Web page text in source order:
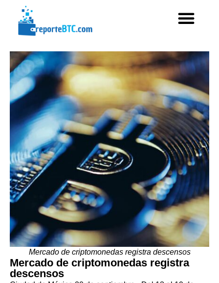
Mercado de criptomonedas registra descensos
Mercado de criptomonedas registra
descensos